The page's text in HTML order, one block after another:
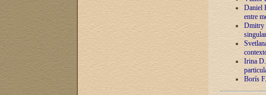
Daniel
entre
Dmitry
Irina
Borís